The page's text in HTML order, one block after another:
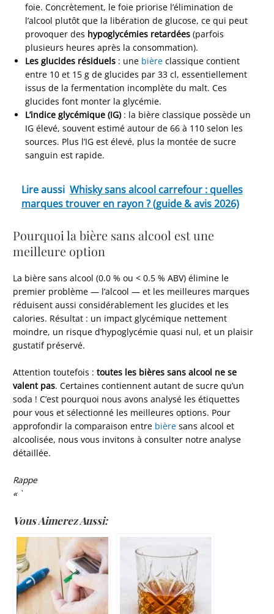
foie. Concrètement, le foie priorise l’élimination de
l’alcool plutôt que la libération de glucose, ce qui peut
provoquer des hypoglycémies retardées (parfois
plusieurs heures après la consommation).
Les glucides résiduels : une bière classique contient
entre 10 et 15 g de glucides par 33 cl, essentiellement
issus de la fermentation incomplète du malt. Ces
glucides font monter la glycémie.
L’indice glycémique (IG) : la bière classique possède un
IG élevé, souvent estimé autour de 66 à 110 selon les
sources. Plus l’IG est élevé, plus la montée de sucre
sanguin est rapide.
Lire aussi Whisky sans alcool carrefour : quelles
marques trouver en rayon ? (guide & avis 2026)
Pourquoi la bière sans alcool est une
meilleure option
La bière sans alcool (0.0 % ou < 0.5 % ABV) élimine le
premier problème — l’alcool — et les meilleures marques
réduisent aussi considérablement les glucides et les
calories. Résultat : un impact glycémique nettement
moindre, un risque d’hypoglycémie quasi nul, et un plaisir
gustatif préservé.
Attention toutefois :toutes les bières sans alcool ne se
valent pas. Certaines contiennent autant de sucre qu’un
soda ! C’est pourquoi nous avons analysé les étiquettes
pour vous et sélectionné les meilleures options. Pour
approfondir la comparaison entre bière sans alcool et
alcoolisée, nous vous invitons à consulter notre analyse
détaillée.
Rappe
« `
Vous Aimerez Aussi: